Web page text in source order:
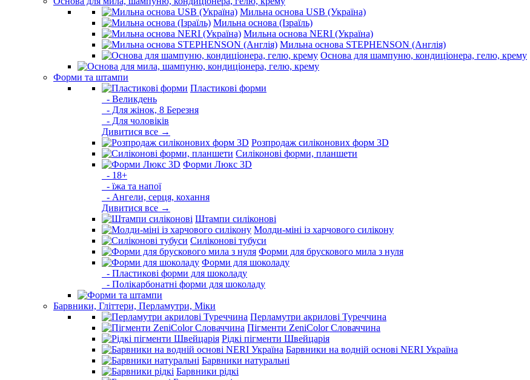
Основа для мила, шампуню, кондиціонера, гелю, крему
Мильна основа USB (Україна)
Мильна основа (Ізраїль)
Мильна основа NERI (Україна)
Мильна основа STEPHENSON (Англія)
Основа для шампуню, кондиціонера, гелю, крему
Форми та штампи
Пластикові форми
- Великдень
- Для жінок, 8 Березня
- Для чоловіків
Дивитися все →
Розпродаж силіконових форм 3D
Силіконові форми, планшети
Форми Люкс 3D
- 18+
- їжа та напої
- Ангели, серця, кохання
Дивитися все →
Штампи силіконові
Молди-міні із харчового силікону
Силіконові тубуси
Форми для брускового мила з нуля
Форми для шоколаду
- Пластикові форми для шоколаду
- Полікарбонатні форми для шоколаду
Барвники, Гліттери, Перламутри, Міки
Перламутри акрилові Туреччина
Пігменти ZeniColor Словаччина
Рідкі пігменти Швейцарія
Барвники на водній основі NERI Україна
Барвники натуральні
Барвники рідкі